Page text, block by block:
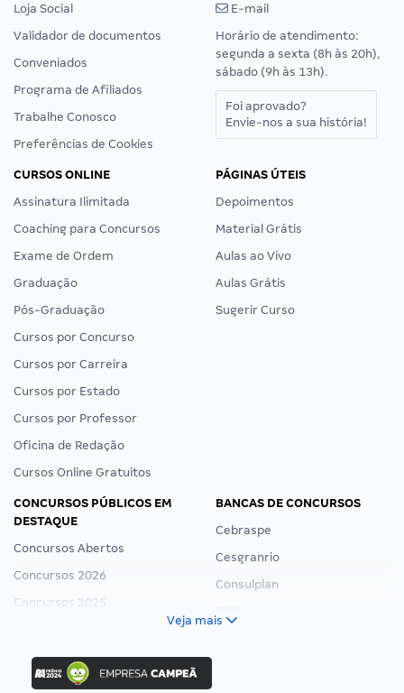
Loja Social
Validador de documentos
Conveniados
Programa de Afiliados
Trabalhe Conosco
Preferências de Cookies
E-mail
Horário de atendimento:
segunda a sexta (8h às 20h),
sábado (9h às 13h).
Foi aprovado?
Envie-nos a sua história!
CURSOS ONLINE
Assinatura Ilimitada
Coaching para Concursos
Exame de Ordem
Graduação
Pós-Graduação
Cursos por Concurso
Cursos por Carreira
Cursos por Estado
Cursos por Professor
Oficina de Redação
Cursos Online Gratuitos
PÁGINAS ÚTEIS
Depoimentos
Material Grátis
Aulas ao Vivo
Aulas Grátis
Sugerir Curso
CONCURSOS PÚBLICOS EM
DESTAQUE
Concursos Abertos
Concursos 2026
Concursos 2025
Concurso Ibama
Concurso MPU
BANCAS DE CONCURSOS
Cebraspe
Cesgranrio
Consulplan
Veja mais